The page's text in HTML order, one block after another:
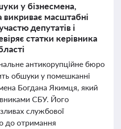
у бізнесмена,
викриває масштабні
депутатів і
статки керівника
антикорупційне бюро
обшуки у помешканні
Богдана Якимця, який
СБУ. Його
службової
до отримання